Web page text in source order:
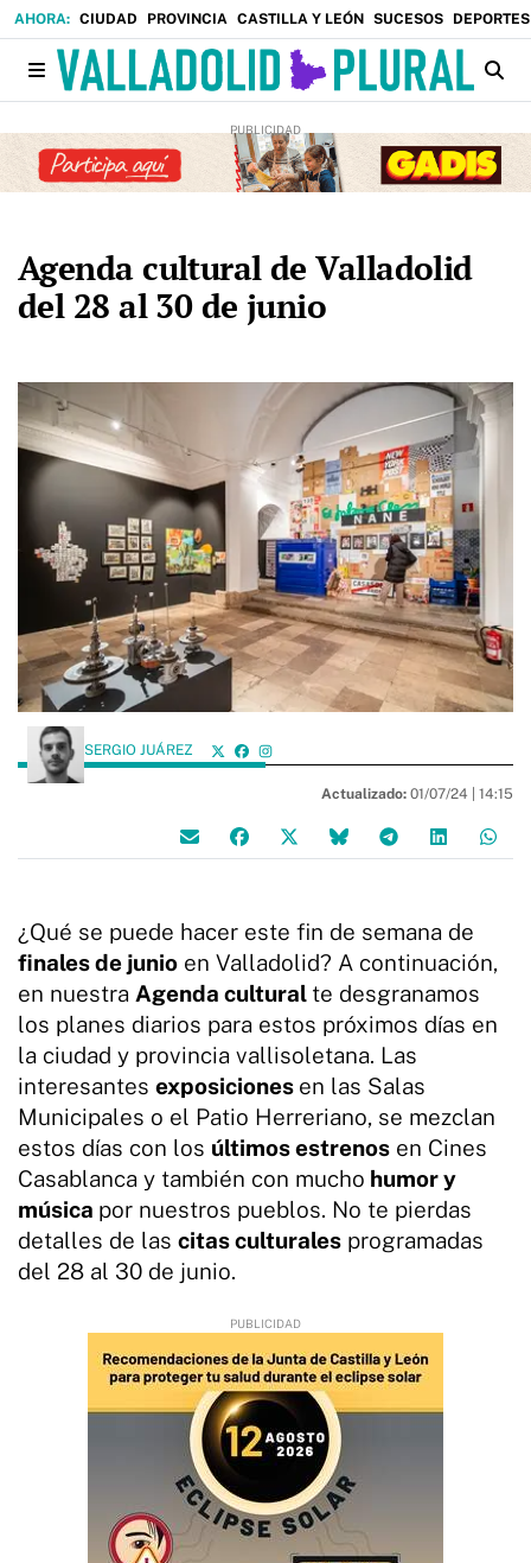
CIUDAD PROVINCIA CASTILLA Y LEÓN SUCESOS DEPORTES
Agenda cultural de Valladolid
del 28 al 30 de junio
SERGIO JUÁREZ
Actualizado: 01/07/24 | 14:15
¿Qué se puede hacer este fin de semana de
finales de junio en Valladolid? A continuación,
en nuestra Agenda cultural te desgranamos
los planes diarios para estos próximos días en
la ciudad y provincia vallisoletana. Las
interesantes exposiciones en las Salas
Municipales o el Patio Herreriano, se mezclan
estos días con los últimos estrenos en Cines
Casablanca y también con mucho humor y
música por nuestros pueblos. No te pierdas
detalles de las citas culturales programadas
del 28 al 30 de junio.